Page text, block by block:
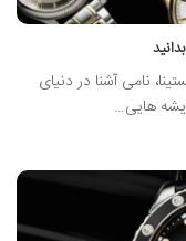
نامی آشنا در دنیای
هایی…